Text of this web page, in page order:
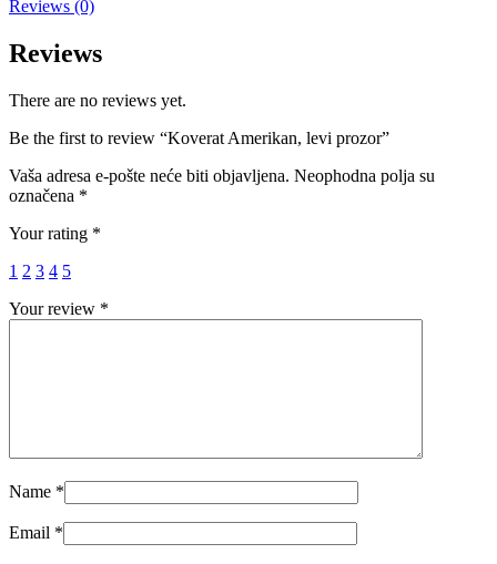
Reviews (0)
Reviews
There are no reviews yet.
Be the first to review “Koverat Amerikan, levi prozor”
Vaša adresa e-pošte neće biti objavljena. Neophodna polja su
označena *
Your rating *
1 2 3 4 5
Your review *
Name *
Email *